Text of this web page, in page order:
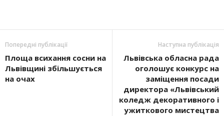
Попередні публікації
Площа всихання сосни на
Львівщині збільшується
на очах
Наступна публікація
Львівська обласна рада
оголошує конкурс на
заміщення посади
директора «Львівський
коледж декоративного і
ужиткового мистецтва